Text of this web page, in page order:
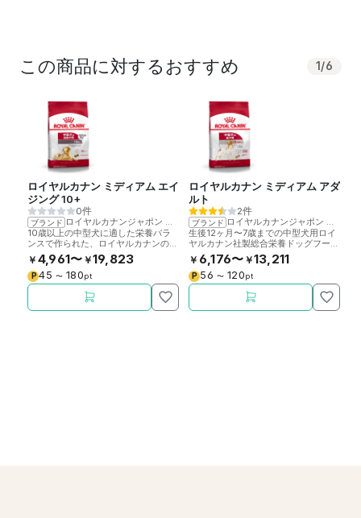
この商品に対するおすすめ 1 /6
ロイヤルカナン ミディアム エイ
ジング 10+
0件
ブランド ロイヤルカナンジャポン >
ロイヤルカナン
10歳以上の中型犬に適した栄養バラ
ンスで作られた、ロイヤルカナンの総
合栄養ドッグフードです。
￥ 4,961〜 ￥19,823
P 45 〜 180pt
ロイヤルカナン ミディアム アダ
ルト
2件
ブランド ロイヤルカナンジャポン >
生後12ヶ月〜7歳までの中型犬用ロイ
ヤルカナン社製総合栄養ドッグフード
です。
￥ 6,176〜 ￥13,211
P 56 〜 120pt